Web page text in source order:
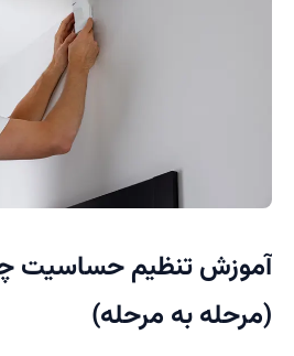
آموزش تنظیم حساسیت
(مرحله به مرحله)